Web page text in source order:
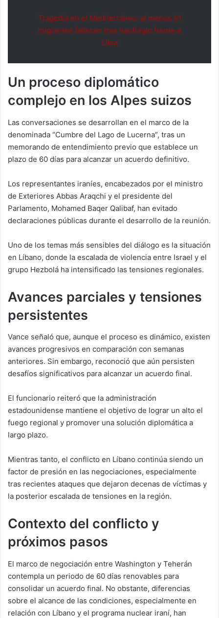
Tragedia en el Mediterráneo: al menos 51
migrantes fallecen tras naufragio frente a
Libia
Un proceso diplomático
complejo en los Alpes suizos
Las conversaciones se desarrollan en el marco de la
denominada “Cumbre del Lago de Lucerna”, tras un
memorando de entendimiento previo que establece un
plazo de 60 días para alcanzar un acuerdo definitivo.
Los representantes iraníes, encabezados por el ministro
de Exteriores Abbas Araqchi y el presidente del
Parlamento, Mohamed Baqer Qalibaf, han evitado
declaraciones públicas durante el desarrollo de la reunión.
Uno de los temas más sensibles del diálogo es la situación
en Líbano, donde la escalada de violencia entre Israel y el
grupo Hezbolá ha intensificado las tensiones regionales.
Avances parciales y tensiones
persistentes
Vance señaló que, aunque el proceso es dinámico, existen
avances progresivos en comparación con semanas
anteriores. Sin embargo, reconoció que aún persisten
desafíos significativos para alcanzar un acuerdo final.
El funcionario reiteró que la administración
estadounidense mantiene el objetivo de lograr un alto el
fuego regional y promover una solución diplomática a
largo plazo.
Mientras tanto, el conflicto en Líbano continúa siendo un
factor de presión en las negociaciones, especialmente
tras recientes ataques que dejaron decenas de víctimas y
la posterior escalada de tensiones en la región.
Contexto del conflicto y
próximos pasos
El marco de negociación entre Washington y Teherán
contempla un periodo de 60 días renovables para
consolidar un acuerdo final. No obstante, diferencias
sobre el alcance de las condiciones, especialmente en
relación con Líbano y el programa nuclear iraní, han